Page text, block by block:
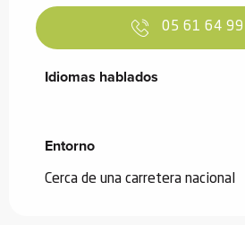
05 61 64 99
Idiomas hablados
Idiomas hablados
Entorno
Entorno
Cerca de una carretera nacional